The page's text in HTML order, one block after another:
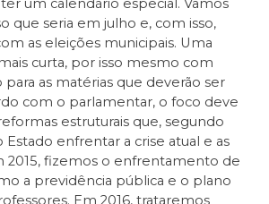
um calendário especial. Vamos
que seria em julho e, com isso,
as eleições municipais. Uma
curta, por isso mesmo com
as matérias que deverão ser
com o parlamentar, o foco deve
estruturais que, segundo
enfrentar a crise atual e as
2015, fizemos o enfrentamento de
a previdência pública e o plano
Em 2016, trataremos